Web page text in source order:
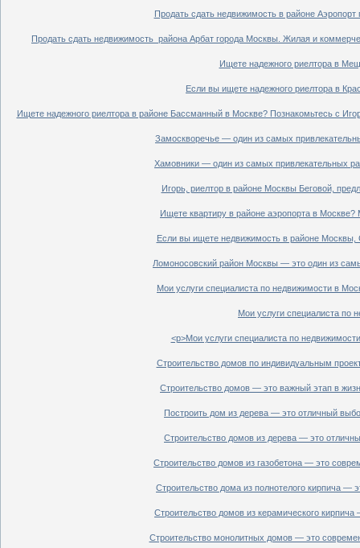
Продать сдать недвижимость в районе
Продать сдать недвижимость района Арбат города Москвы. Жилая и
Ищете надежного риелтора в
Если вы ищете надежного риелтора в
Ищете надежного риелтора в районе Бассманный в Москве? Познакомьтесь с
Замоскворечье — один из самых
Хамовники — один из самых привлекательных
Игорь, риелтор в районе Москвы Беговой,
Ищете квартиру в районе аэропорта в
Если вы ищете недвижимость в районе Москвы,
Ломоносовский район Москвы — это один из
Мои услуги специалиста по недвижимости в
Мои услуги специалиста по
<p>Мои услуги специалиста по
Строительство домов по индивидуальным
Строительство домов — это важный этап в
Построить дом из дерева — это отличный
Строительство домов из дерева — это
Строительство домов из газобетона — это
Строительство дома из полнотелого кирпича —
Строительство домов из керамического
Строительство монолитных домов — это